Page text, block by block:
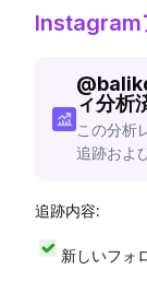
Instagram
@
ィ分析
この分析
追跡およ
追跡内容:
新しいフォ